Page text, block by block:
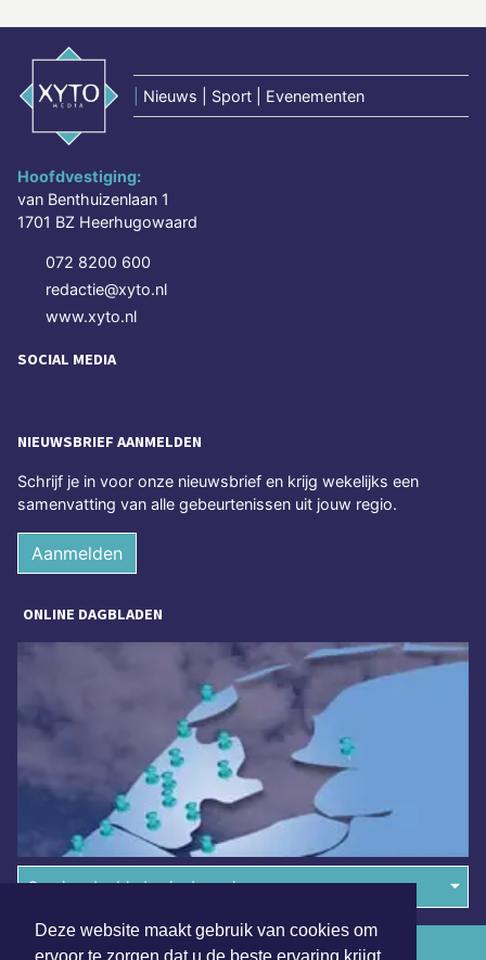
Deze website maakt gebruik van cookies om
Nieuws | Sport | Evenementen
Hoofdvestiging:
van Benthuizenlaan 1
1701 BZ Heerhugowaard
072 8200 600
redactie@xyto.nl
www.xyto.nl
SOCIAL MEDIA
NIEUWSBRIEF AANMELDEN
Schrijf je in voor onze nieuwsbrief en krijg wekelijks een
samenvatting van alle gebeurtenissen uit jouw regio.
Aanmelden
ONLINE DAGBLADEN
Overige dagbladen in de regio
Algemene voorwaarden